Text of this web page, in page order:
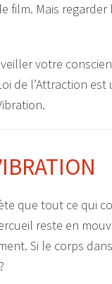
film. Mais
votre
de l’Attraction
que tout ce qui
reste en
Si le corps